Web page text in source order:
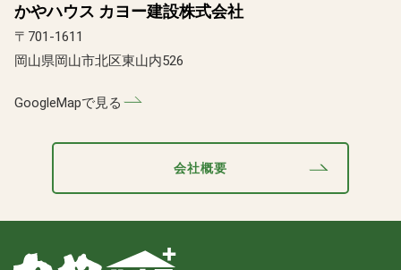
かやハウス カヨー建設株式会社
〒701-1611
岡山県岡山市北区東山内526
GoogleMapで見る
会社概要